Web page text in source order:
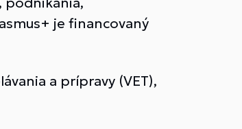
je financovaný
a prípravy (VET),